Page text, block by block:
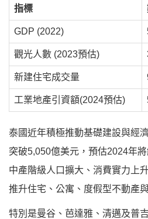
指標
GDP (2022)
觀光人數 (2023預估)
新建住宅成交量
工業地產引資額(2024預估)
泰國近年積極推動基礎建設與經
突破5,050億美元，預估2024年
中產階級人口擴大、消費實力上
推升住宅、公寓、度假型不動產
特別是曼谷、芭達雅、清邁及普